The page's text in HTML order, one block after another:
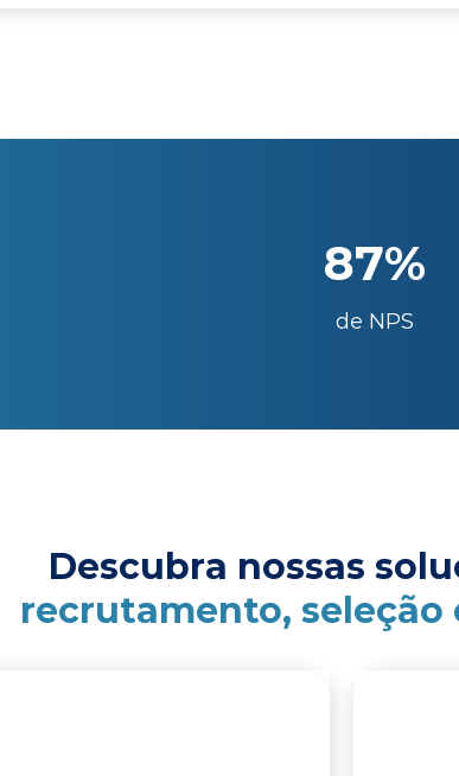
87%
de NPS
Descubra nossas
recrutamento, seleção